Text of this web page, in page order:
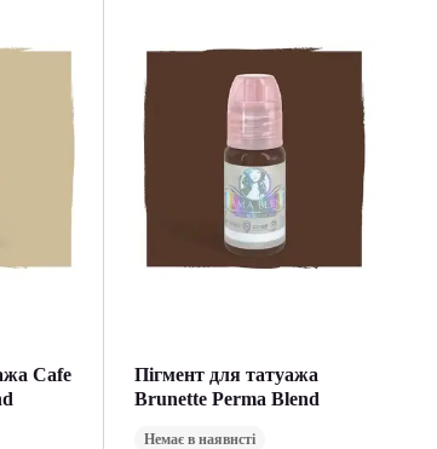
Cafe
Пігмент для татуажа
Brunette Perma Blend
Немає в наявнсті